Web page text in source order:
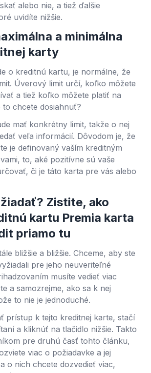
alebo nie, a tiež ďalšie
uvidíte nižšie.
a minimálna
karty
o kreditnú kartu, je normálne, že
Úverový limit určí, koľko môžete
a tiež koľko môžete platiť na
to chcete dosiahnuť?
mať konkrétny limit, takže o nej
veľa informácií. Dôvodom je, že
je definovaný vaším kreditným
to, aké pozitívne sú vaše
či je táto karta pre vás alebo
Zistite, ako
kartu Premia karta
priamo tu
bližšie a bližšie. Chceme, aby ste
pre jeho neuveriteľné
musíte vedieť viac
a samozrejme, ako sa k nej
to nie je jednoduché.
prístup k tejto kreditnej karte, stačí
a kliknúť na tlačidlo nižšie. Takto
pre druhú časť tohto článku,
viac o požiadavke a jej
o nich chcete dozvedieť viac,